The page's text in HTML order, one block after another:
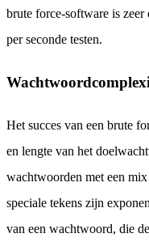
brute force-software is
per seconde testen.
Het succes van een brute
en lengte van het
wachtwoorden met een
speciale tekens zijn
van een wachtwoord, die